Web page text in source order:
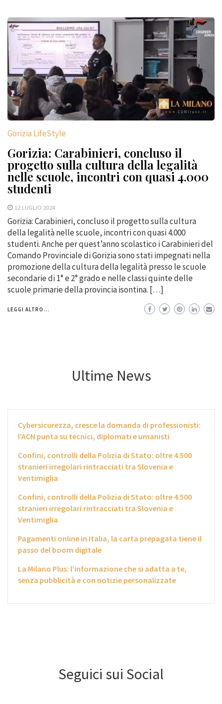
Gorizia LifeStyle
Gorizia: Carabinieri, concluso il
progetto sulla cultura della legalità
nelle scuole, incontri con quasi 4.000
studenti
12 LUGLIO 2024
Gorizia: Carabinieri, concluso il progetto sulla cultura
della legalità nelle scuole, incontri con quasi 4.000
studenti. Anche per quest’anno scolastico i Carabinieri del
Comando Provinciale di Gorizia sono stati impegnati nella
promozione della cultura della legalità presso le scuole
secondarie di 1° e 2° grado e nelle classi quinte delle
scuole primarie della provincia isontina. […]
LEGGI ALTRO...
Ultime News
Cybersicurezza, cresce la domanda di professionisti:
l’ACN punta su tecnici, diplomati e umanisti
Confini, controlli della Polizia di Stato: oltre 4.500
stranieri irregolari rintracciati tra Slovenia e
Ventimiglia
Confini, controlli della Polizia di Stato: oltre 4.500
stranieri irregolari rintracciati tra Slovenia e
Ventimiglia
Pagamenti online in Italia, la carta prepagata tiene il
passo del boom digitale
La Milano Plus: l’informazione che si adatta a te,
senza pubblicità e con notizie personalizzate
Seguici sui Social